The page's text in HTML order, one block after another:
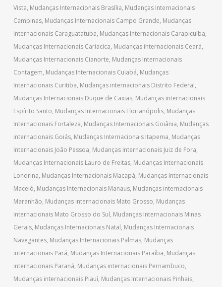
Vista, Mudanças Internacionais Brasília, Mudanças Internacionais
Campinas, Mudanças Internacionais Campo Grande, Mudanças
Internacionais Caraguatatuba, Mudanças Internacionais Carapicuíba,
Mudanças Internacionais Cariacica, Mudanças internacionais Ceará,
Mudanças Internacionais Cianorte, Mudanças Internacionais
Contagem, Mudanças Internacionais Cuiabá, Mudanças
Internacionais Curitiba, Mudanças internacionais Distrito Federal,
Mudanças Internacionais Duque de Caxias, Mudanças internacionais
Espírito Santo, Mudanças Internacionais Florianópolis, Mudanças
Internacionais Fortaleza, Mudanças Internacionais Goiânia, Mudanças
internacionais Goiás, Mudanças Internacionais Itapema, Mudanças
Internacionais João Pessoa, Mudanças Internacionais Juiz de Fora,
Mudanças Internacionais Lauro de Freitas, Mudanças Internacionais
Londrina, Mudanças Internacionais Macapá, Mudanças Internacionais
Maceió, Mudanças Internacionais Manaus, Mudanças internacionais
Maranhão, Mudanças internacionais Mato Grosso, Mudanças
internacionais Mato Grosso do Sul, Mudanças Internacionais Minas
Gerais, Mudanças Internacionais Natal, Mudanças Internacionais
Navegantes, Mudanças Internacionais Palmas, Mudanças
internacionais Pará, Mudanças Internacionais Paraíba, Mudanças
internacionais Paraná, Mudanças internacionais Pernambuco,
Mudanças internacionais Piauí, Mudanças Internacionais Pinhais,